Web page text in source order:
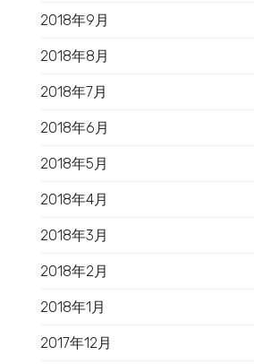
2018年9月
2018年8月
2018年7月
2018年6月
2018年5月
2018年4月
2018年3月
2018年2月
2018年1月
2017年12月